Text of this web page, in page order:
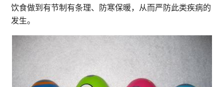
饮食做到有节制有条理、防寒保暖，从而严防此类疾病的
发生。